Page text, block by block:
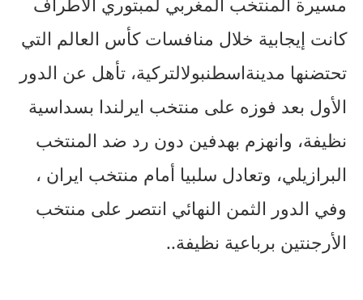
كانت إيجابية خلال منافسات كأس العالم التي
تحتضنها مدينةاسطنبولالتركية، تأهل عن الدور
الأول بعد فوزه على منتخب ايرلندا بسداسية
نظيفة، وانهزم بهدفين دون رد ضد المنتخب
البرازيلي، وتعادل سلبيا أمام منتخب ايران ،
وفي الدور الثمن النهائي انتصر على منتخب
الأرجنتين برباعية نظيفة..